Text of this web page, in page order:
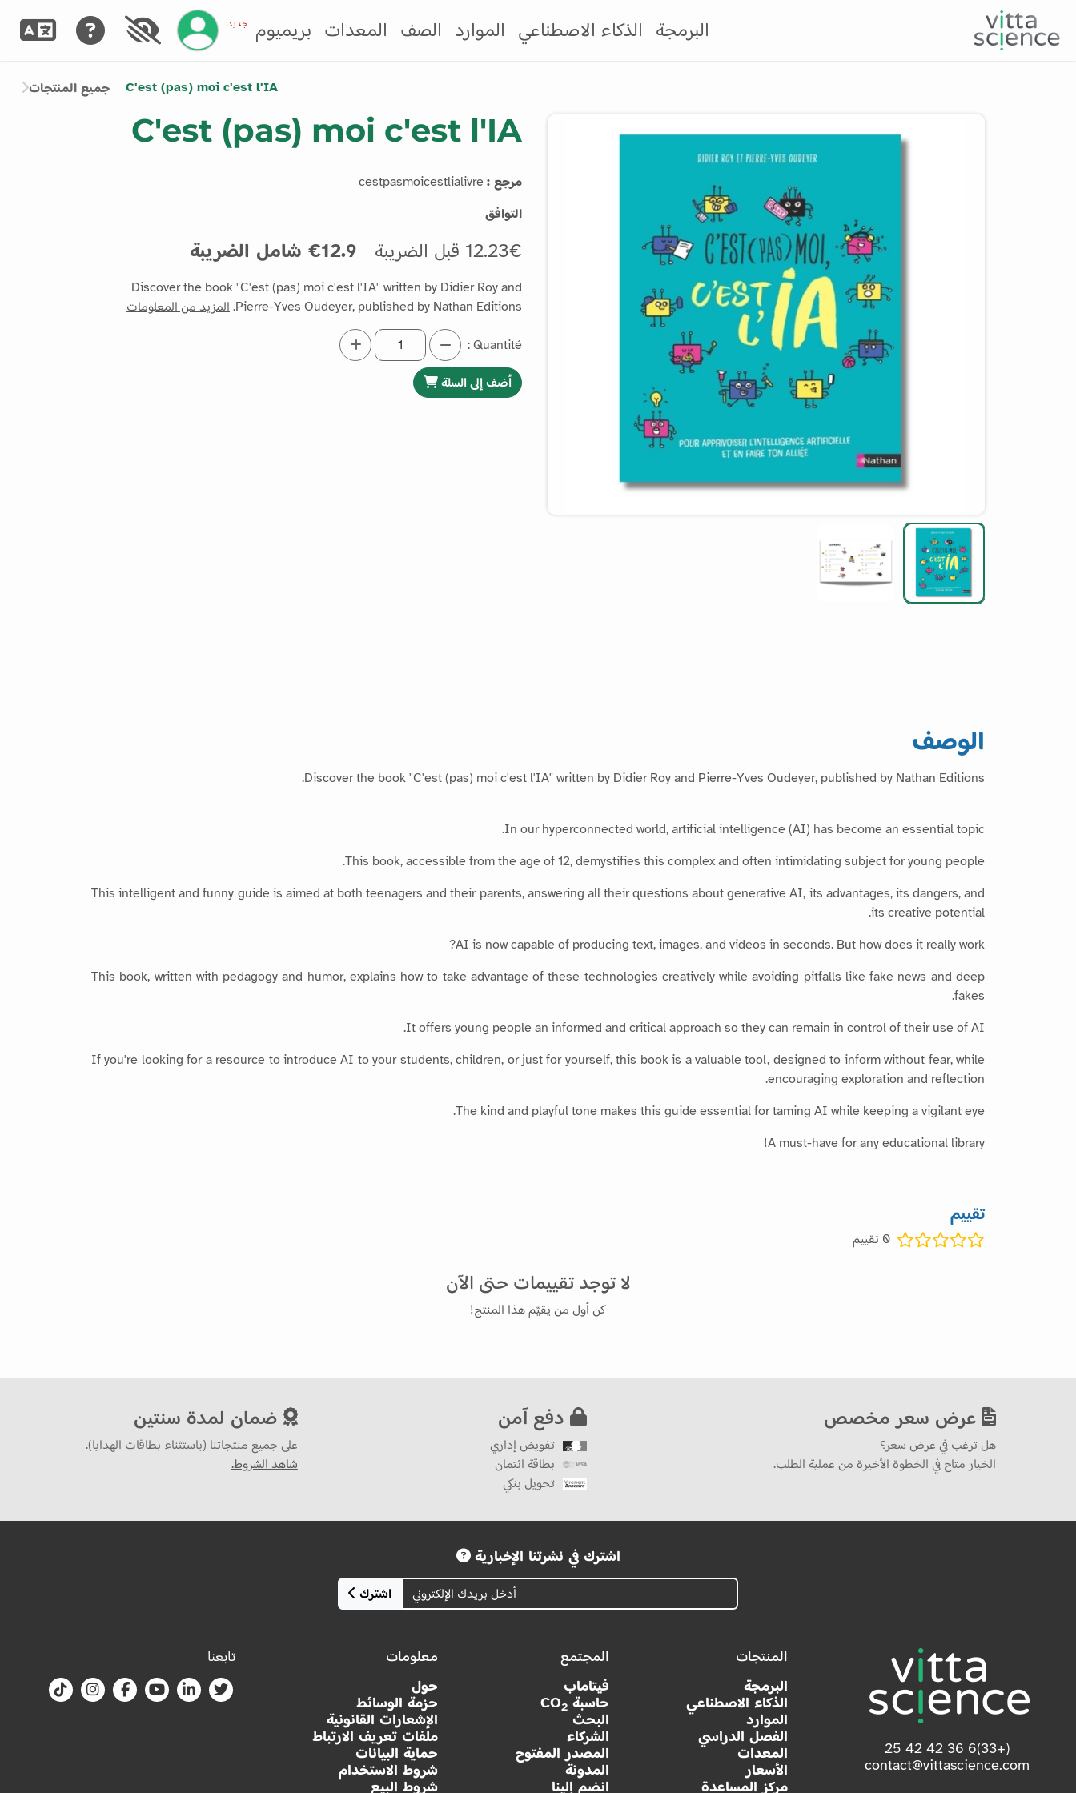
البرمجة الذكاء الاصطناعي الموارد الصف المعدات بريميوم جديد إدارة حسابك
جميع المنتجات C'est (pas) moi c'est l'IA
C'est (pas) moi c'est l'IA
مرجع :
التوافق
12.23€ قبل الضريبة 12.9€ شامل الضريبة
Discover the book "C'est (pas) moi c'est l'IA" written by Didier Roy and
Pierre-Yves Oudeyer, published by Nathan Editions. المزيد من المعلومات
Quantité :
أضف إلى السلة
الوصف
Discover the book "C'est (pas) moi c'est l'IA" written by Didier Roy and Pierre-Yves Oudeyer, published by Nathan Editions.
In our hyperconnected world, artificial intelligence (AI) has become an essential topic.
This book, accessible from the age of 12, demystifies this complex and often intimidating subject for young people.
This intelligent and funny guide is aimed at both teenagers and their parents, answering all their questions about generative AI, its advantages, its dangers, and
its creative potential.
AI is now capable of producing text, images, and videos in seconds. But how does it really work?
This book, written with pedagogy and humor, explains how to take advantage of these technologies creatively while avoiding pitfalls like fake news and deep
fakes.
It offers young people an informed and critical approach so they can remain in control of their use of AI.
If you're looking for a resource to introduce AI to your students, children, or just for yourself, this book is a valuable tool, designed to inform without fear, while
encouraging exploration and reflection.
The kind and playful tone makes this guide essential for taming AI while keeping a vigilant eye.
A must-have for any educational library!
تقييم
0 تقييم
لا توجد تقييمات حتى الآن
كن أول من يقيّم هذا المنتج!
عرض سعر مخصص
هل ترغب في عرض سعر؟
الخيار متاح في الخطوة الأخيرة من عملية الطلب.
دفع آمن
تفويض إداري
بطاقة ائتمان
تحويل بنكي
ضمان لمدة سنتين
على جميع منتجاتنا (باستثناء بطاقات الهدايا).
شاهد الشروط.
اشترك في نشرتنا الإخبارية
اشترك
(+33)6 36 42 42 25
contact@vittascience.com
المنتجات
البرمجة
الذكاء الاصطناعي
الموارد
الفصل الدراسي
المعدات
الأسعار
مركز المساعدة
المجتمع
فيتاماب
حاسبة CO2
البحث
الشركاء
المصدر المفتوح
المدونة
انضم إلينا
معلومات
حول
حزمة الوسائط
الإشعارات القانونية
ملفات تعريف الارتباط
حماية البيانات
شروط الاستخدام
شروط البيع
تابعنا